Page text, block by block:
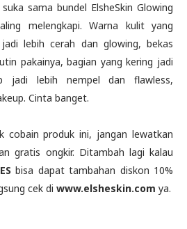
sama bundel ElsheSkin Glowing
melengkapi. Warna kulit yang
lebih cerah dan glowing, bekas
pakainya, bagian yang kering jadi
jadi lebih nempel dan flawless,
Cinta banget.
cobain produk ini, jangan lewatkan
gratis ongkir. Ditambah lagi kalau
bisa dapat tambahan diskon 10%
cek di www.elsheskin.com ya.